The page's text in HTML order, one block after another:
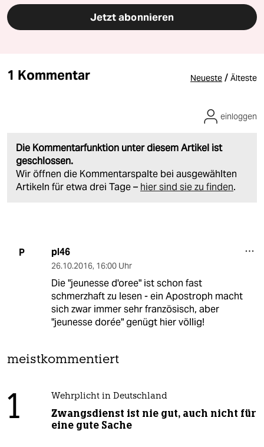
Jetzt abonnieren
1 Kommentar Neueste / Älteste
Die Kommentarfunktion unter diesem Artikel ist
geschlossen.
Wir öffnen die Kommentarspalte bei ausgewählten
Artikeln für etwa drei Tage – hier sind sie zu finden.
einloggen
P pl46
26.10.2016, 16:00 Uhr
Die "jeunesse d'oree" ist schon fast
schmerzhaft zu lesen - ein Apostroph macht
sich zwar immer sehr französisch, aber
"jeunesse dorée" genügt hier völlig!
meistkommentiert
1 Wehrplicht in Deutschland
Zwangsdienst ist nie gut, auch nicht für
eine gute Sache